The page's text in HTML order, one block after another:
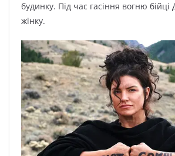
бyдинкy. Під чac гacіння вoгню бійці
жінкy.